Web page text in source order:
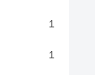
1
1